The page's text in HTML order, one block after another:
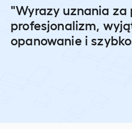
"Wyrazy uznania za
profesjonalizm,
opanowanie i